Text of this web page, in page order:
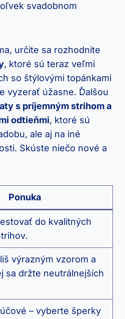
svadobnom
určite sa rozhodnite
, ktoré sú teraz veľmi
so štýlovými topánkami
vyzerať úžasne. Ďalšou
s príjemným strihom a
odtieňmi, ktoré sú
ale aj na iné
Skúste niečo nové a
Ponuka
do kvalitných
výrazným vzorom a
sa držte neutrálnejších
– vyberte šperky